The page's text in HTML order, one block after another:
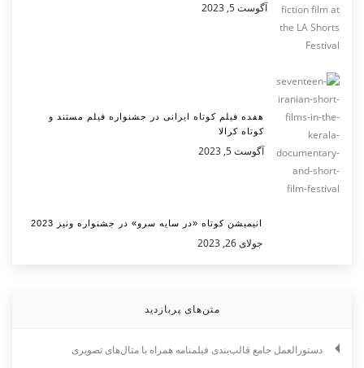
آگوست 5, 2023
هفده فیلم کوتاه ایرانی در جشنواره فیلم مستند و
کوتاه کرالا
آگوست 5, 2023
انیمیشن کوتاه «در سایه سرو» در جشنواره ونیز 2023
جولای 26, 2023
متن‌های پربازدید
دستورالعمل جامع قالب‌بندی فیلمنامه همراه با مثال‌های تصویری